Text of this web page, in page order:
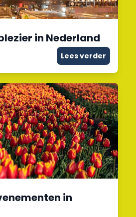
in Nederland
Lees verder
in